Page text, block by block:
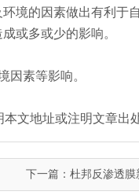
境的因素做出有利于自
或多或少的影响。
因素等影响。
文地址或注明文章出
下一篇： 杜邦反渗透